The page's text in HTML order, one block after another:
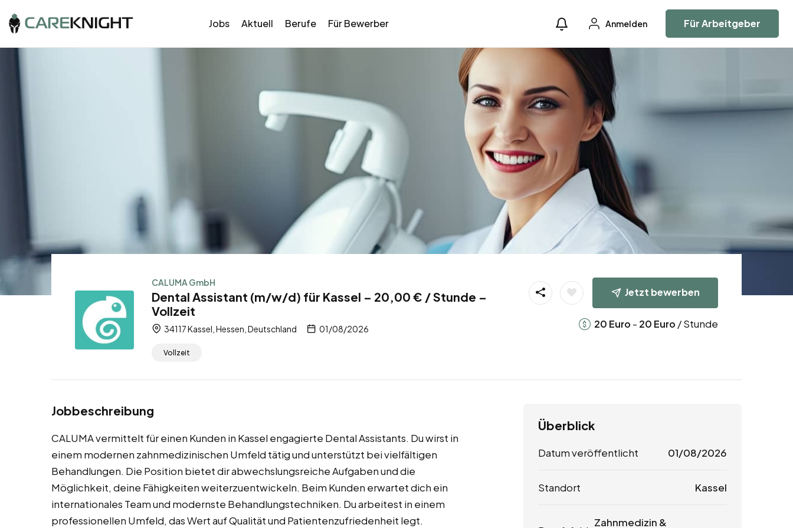
Jobs Aktuell Berufe Für Bewerber Anmelden Für Arbeitgeber
CALUMA GmbH
Dental Assistant (m/w/d) für Kassel – 20,00 € / Stunde –
Vollzeit
34117 Kassel, Hessen, Deutschland 01/08/2026
Vollzeit
Jetzt bewerben
20 Euro - 20 Euro / Stunde
Jobbeschreibung
CALUMA vermittelt für einen Kunden in Kassel engagierte Dental Assistants. Du wirst in
einem modernen zahnmedizinischen Umfeld tätig und unterstützt bei vielfältigen
Behandlungen. Die Position bietet dir abwechslungsreiche Aufgaben und die
Möglichkeit, deine Fähigkeiten weiterzuentwickeln. Beim Kunden erwartet dich ein
internationales Team und modernste Behandlungstechniken. Du arbeitest in einem
professionellen Umfeld, das Wert auf Qualität und Patientenzufriedenheit legt.
Überblick
Datum veröffentlicht 01/08/2026
Standort Kassel
Zahnmedizin &